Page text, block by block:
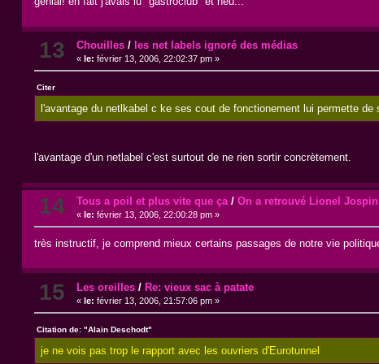
13 Chouilles/ les net labels ignoré des médias
« le: février 13, 2006, 22:02:37 pm »
Citer
l'avantage du netlkabel c ke ses cout de fonctionement lui permette
l'avantage d'un netlabel c'est surtout de ne rien sortir concrètement.
14 Tous a poil et plus vite que ça/ On a retrouvé Lionel
« le: février 13, 2006, 22:00:28 pm »
très instructif, je comprend mieux certains passages de notre vie
15 Les oreilles/ Re: vieux sac à patate
« le: février 13, 2006, 21:57:06 pm »
Citation de: "Alain Deschodt"
je ne vois pas trop le rapport avec les ouvriers d'Eurotunnel